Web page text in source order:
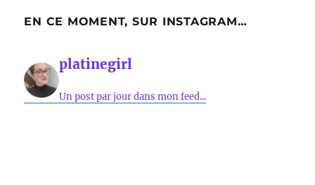
EN CE MOMENT, SUR INSTAGRAM…
platinegirl
Un post par jour dans mon feed...